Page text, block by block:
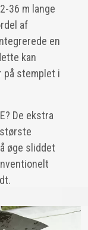
36 m lange
af
en
kan
på stemplet i
De ekstra
øge sliddet